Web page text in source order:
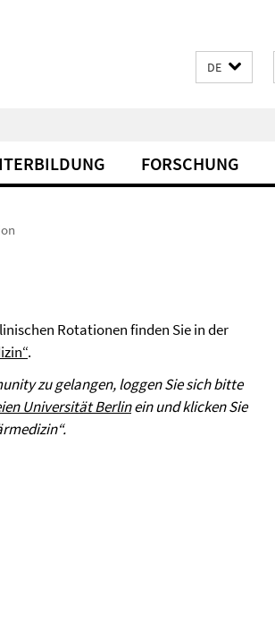
DE
FORSCHUNG
Rotationen finden Sie in der
.
zu gelangen, loggen Sie sich bitte
Universität Berlinein und klicken Sie